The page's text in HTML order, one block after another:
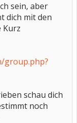
sein, aber
dich mit den
Kurz
group.php?
schau dich
noch